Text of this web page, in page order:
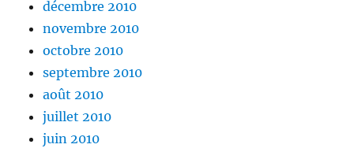
décembre 2010
novembre 2010
octobre 2010
septembre 2010
août 2010
juillet 2010
juin 2010